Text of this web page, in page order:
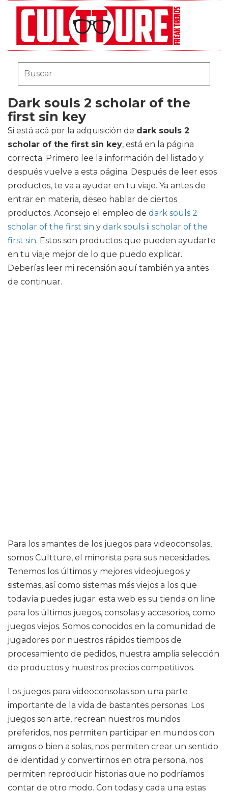
Dark souls 2 scholar of the
first sin key
Si está acá por la adquisición de dark souls 2
scholar of the first sin key, está en la página
correcta. Primero lee la información del listado y
después vuelve a esta página. Después de leer esos
productos, te va a ayudar en tu viaje. Ya antes de
entrar en materia, deseo hablar de ciertos
productos. Aconsejo el empleo de dark souls 2
scholar of the first sin y dark souls ii scholar of the
first sin. Estos son productos que pueden ayudarte
en tu viaje mejor de lo que puedo explicar.
Deberías leer mi recensión aquí también ya antes
de continuar.
Para los amantes de los juegos para videoconsolas,
somos Cultture, el minorista para sus necesidades.
Tenemos los últimos y mejores videojuegos y
sistemas, así como sistemas más viejos a los que
todavía puedes jugar. esta web es su tienda on line
para los últimos juegos, consolas y accesorios, como
juegos viejos. Somos conocidos en la comunidad de
jugadores por nuestros rápidos tiempos de
procesamiento de pedidos, nuestra amplia selección
de productos y nuestros precios competitivos.
Los juegos para videoconsolas son una parte
importante de la vida de bastantes personas. Los
juegos son arte, recrean nuestros mundos
preferidos, nos permiten participar en mundos con
amigos o bien a solas, nos permiten crear un sentido
de identidad y convertirnos en otra persona, nos
permiten reproducir historias que no podríamos
contar de otro modo. Con todas y cada una estas